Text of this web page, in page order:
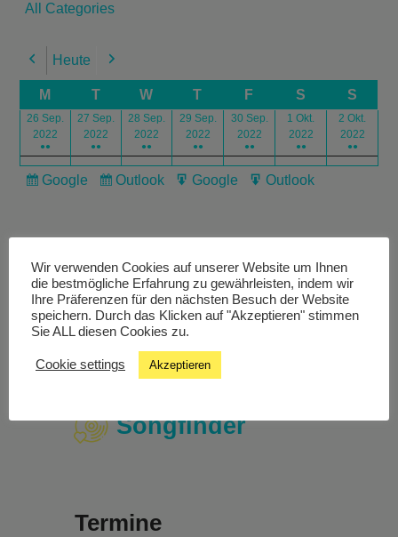
All Categories
Previous
Heute Next
M T W T F S S
26 Sep.
2022
●●
27 Sep.
2022
●●
28 Sep.
2022
●●
29 Sep.
2022
●●
30 Sep.
2022
●●
1 Okt.
2022
●●
2 Okt.
2022
●●
Subscribe
Google
Subscribe
Outlook
Export
Google
Export
Outlook
Livestream
Studiochat
Songfinder
Termine
Wir verwenden Cookies auf unserer Website um Ihnen
die bestmögliche Erfahrung zu gewährleisten, indem wir
Ihre Präferenzen für den nächsten Besuch der Website
speichern. Durch das Klicken auf "Akzeptieren" stimmen
Sie ALL diesen Cookies zu.
Cookie settings Akzeptieren